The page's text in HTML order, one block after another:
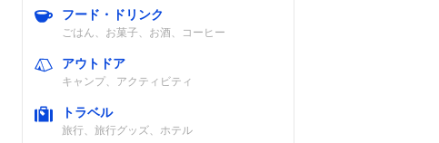
フード・ドリンク
ごはん、お菓子、お酒、コーヒー
アウトドア
キャンプ、アクティビティ
トラベル
旅行、旅行グッズ、ホテル